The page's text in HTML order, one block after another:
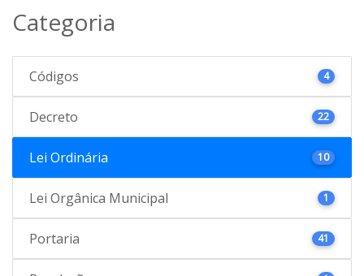
Categoria
Códigos 4
Decreto 22
Lei Ordinária 10
Lei Orgânica Municipal 1
Portaria 41